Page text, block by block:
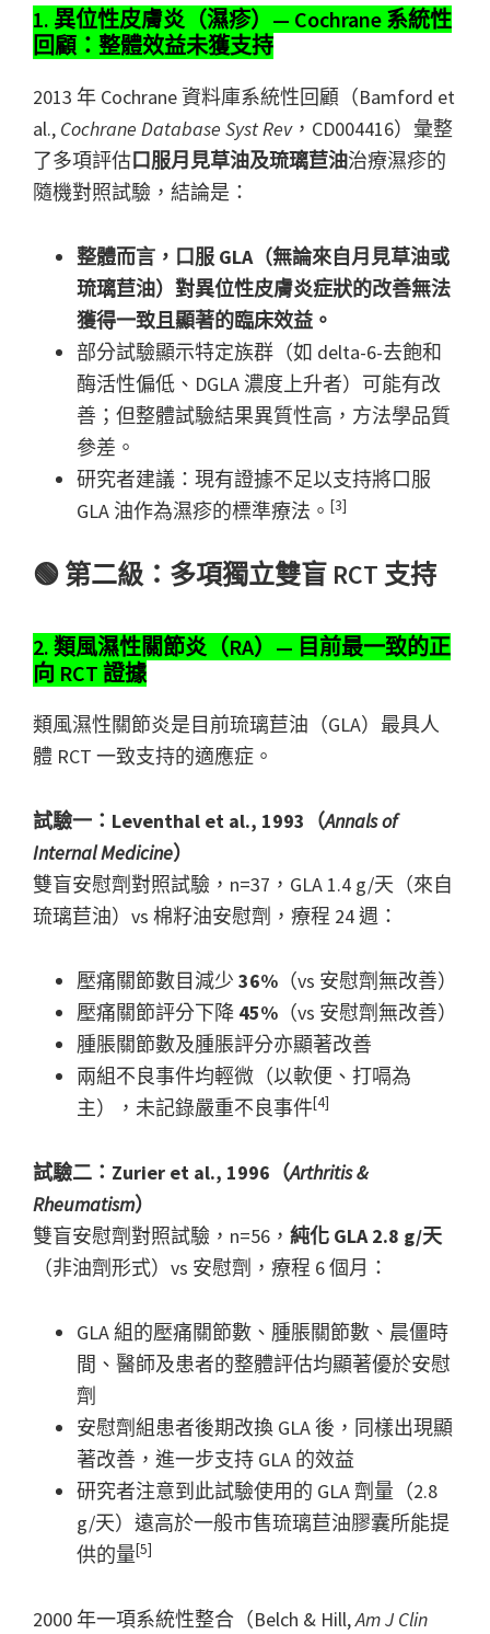
1. 異位性皮膚炎（濕疹）— Cochrane 系統性
回顧：整體效益未獲支持
2013 年 Cochrane 資料庫系統性回顧（Bamford et
al., Cochrane Database Syst Rev，CD004416）彙整
了多項評估口服月見草油及琉璃苣油治療濕疹的
隨機對照試驗，結論是：
整體而言，口服 GLA（無論來自月見草油或
琉璃苣油）對異位性皮膚炎症狀的改善無法
獲得一致且顯著的臨床效益。
部分試驗顯示特定族群（如 delta-6-去飽和
酶活性偏低、DGLA 濃度上升者）可能有改
善；但整體試驗結果異質性高，方法學品質
參差。
研究者建議：現有證據不足以支持將口服
GLA 油作為濕疹的標準療法。 [3]
🟢 第二級：多項獨立雙盲 RCT 支持
2. 類風濕性關節炎（RA）— 目前最一致的正
向 RCT 證據
類風濕性關節炎是目前琉璃苣油（GLA）最具人
體 RCT 一致支持的適應症。
試驗一：Leventhal et al., 1993（Annals of
Internal Medicine）
雙盲安慰劑對照試驗，n=37，GLA 1.4 g/天（來自
琉璃苣油）vs 棉籽油安慰劑，療程 24 週：
壓痛關節數目減少 36% （vs 安慰劑無改善）
壓痛關節評分下降 45% （vs 安慰劑無改善）
腫脹關節數及腫脹評分亦顯著改善
兩組不良事件均輕微（以軟便、打嗝為
主），未記錄嚴重不良事件[4]
試驗二：Zurier et al., 1996（Arthritis &
Rheumatism）
雙盲安慰劑對照試驗，n=56， 純化 GLA 2.8 g/天
（非油劑形式）vs 安慰劑，療程 6 個月：
GLA 組的壓痛關節數、腫脹關節數、晨僵時
間、醫師及患者的整體評估均顯著優於安慰
劑
安慰劑組患者後期改換 GLA 後，同樣出現顯
著改善，進一步支持 GLA 的效益
研究者注意到此試驗使用的 GLA 劑量（2.8
g/天）遠高於一般市售琉璃苣油膠囊所能提
供的量[5]
2000 年一項系統性整合（Belch & Hill,Am J Clin